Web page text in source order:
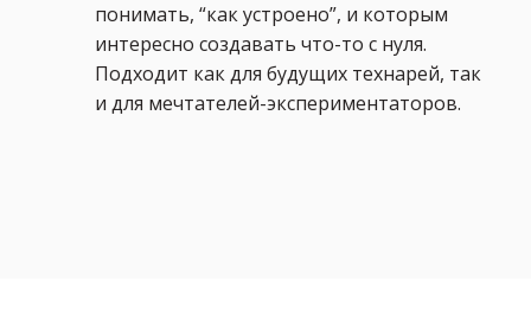
понимать, “как устроено”, и которым
интересно создавать что-то с нуля.
Подходит как для будущих технарей, так
и для мечтателей-экспериментаторов.